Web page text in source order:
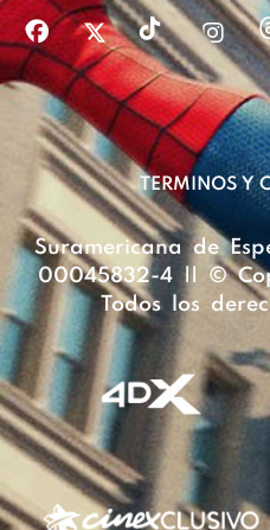
TERMINOS Y
Suramericana de
00045832-4 || ©
Todos los